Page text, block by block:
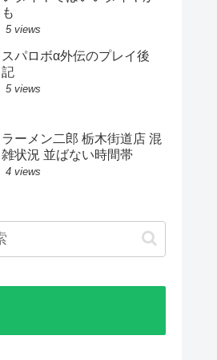
も
5 views
スパロボα外伝のプレイ後
記
5 views
ラーメン二郎 栃木街道店 混
雑状況 並ばない時間帯
4 views